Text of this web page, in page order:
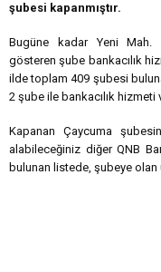
şubesi kapanmıştır.
Bugüne kadar Yeni Mah.
gösteren şube bankacılık
ilde toplam 409 şubesi
2 şube ile bankacılık
Kapanan Çaycuma
alabileceğiniz diğer QNB
bulunan listede, şubeye olan